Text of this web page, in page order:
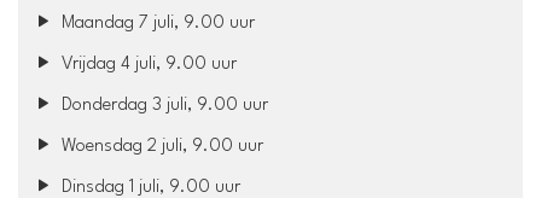
Maandag 7 juli, 9.00 uur
Vrijdag 4 juli, 9.00 uur
Donderdag 3 juli, 9.00 uur
Woensdag 2 juli, 9.00 uur
Dinsdag 1 juli, 9.00 uur